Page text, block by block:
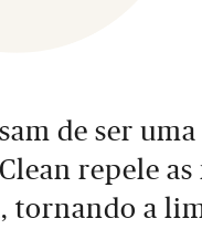
de ser uma
repele as
tornando a